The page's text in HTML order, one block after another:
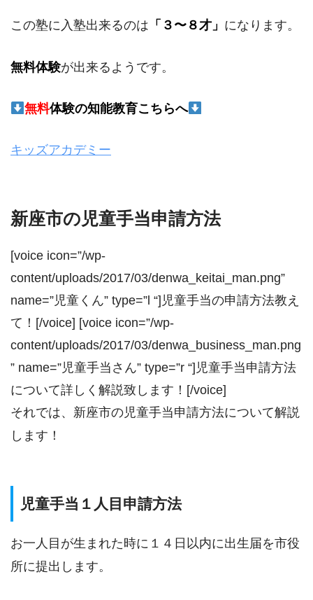
この塾に入塾出来るのは 「３〜８才」 になります。
無料体験が出来るようです。
無料体験の知能教育こちらへ
キッズアカデミー
新座市の児童手当申請方法
[voice icon=”/wp-
content/uploads/2017/03/denwa_keitai_man.png”
name=”児童くん” type=”l “]児童手当の申請方法教え
て！[/voice] [voice icon=”/wp-
content/uploads/2017/03/denwa_business_man.png
” name=”児童手当さん” type=”r “]児童手当申請方法
について詳しく解説致します！[/voice]
それでは、新座市の児童手当申請方法について解説
します！
児童手当１人目申請方法
お一人目が生まれた時に１４日以内に出生届を市役
所に提出します。